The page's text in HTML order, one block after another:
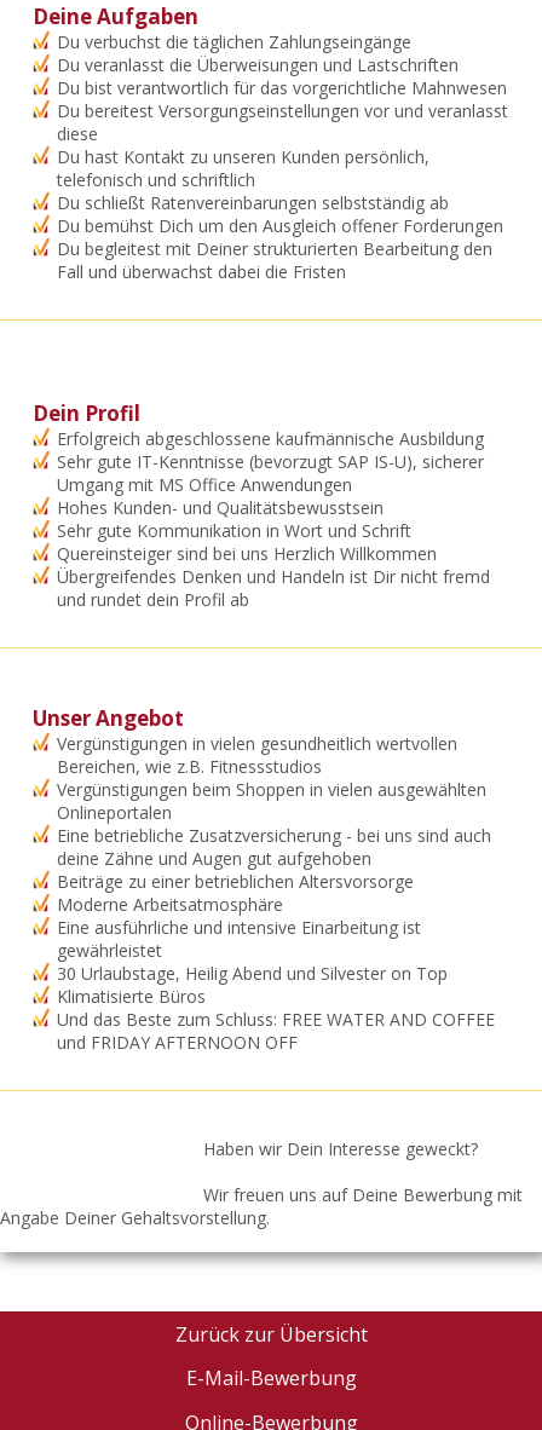
Deine Aufgaben
Du verbuchst die täglichen Zahlungseingänge
Du veranlasst die Überweisungen und Lastschriften
Du bist verantwortlich für das vorgerichtliche Mahnwesen
Du bereitest Versorgungseinstellungen vor und veranlasst
diese
Du hast Kontakt zu unseren Kunden persönlich,
telefonisch und schriftlich
Du schließt Ratenvereinbarungen selbstständig ab
Du bemühst Dich um den Ausgleich offener Forderungen
Du begleitest mit Deiner strukturierten Bearbeitung den
Fall und überwachst dabei die Fristen
Dein Profil
Erfolgreich abgeschlossene kaufmännische Ausbildung
Sehr gute IT-Kenntnisse (bevorzugt SAP IS-U), sicherer
Umgang mit MS Office Anwendungen
Hohes Kunden- und Qualitätsbewusstsein
Sehr gute Kommunikation in Wort und Schrift
Quereinsteiger sind bei uns Herzlich Willkommen
Übergreifendes Denken und Handeln ist Dir nicht fremd
und rundet dein Profil ab
Unser Angebot
Vergünstigungen in vielen gesundheitlich wertvollen
Bereichen, wie z.B. Fitnessstudios
Vergünstigungen beim Shoppen in vielen ausgewählten
Onlineportalen
Eine betriebliche Zusatzversicherung - bei uns sind auch
deine Zähne und Augen gut aufgehoben
Beiträge zu einer betrieblichen Altersvorsorge
Moderne Arbeitsatmosphäre
Eine ausführliche und intensive Einarbeitung ist
gewährleistet
30 Urlaubstage, Heilig Abend und Silvester on Top
Klimatisierte Büros
Und das Beste zum Schluss: FREE WATER AND COFFEE
und FRIDAY AFTERNOON OFF
Haben wir Dein Interesse geweckt?
Wir freuen uns auf Deine Bewerbung mit
Angabe Deiner Gehaltsvorstellung.
Zurück zur Übersicht
E-Mail-Bewerbung
Online-Bewerbung